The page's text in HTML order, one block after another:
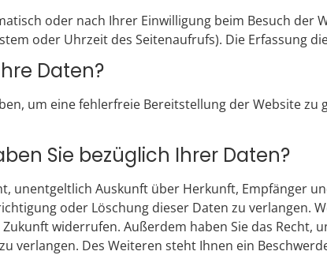
oder nach Ihrer Einwilligung beim Besuch der
oder Uhrzeit des Seitenaufrufs). Die Erfassung
Daten?
um eine fehlerfreie Bereitstellung der Website
Sie bezüglich Ihrer Daten?
unentgeltlich Auskunft über Herkunft, Empfänger
oder Löschung dieser Daten zu verlangen.
widerrufen. Außerdem haben Sie das
verlangen. Des Weiteren steht Ihnen ein